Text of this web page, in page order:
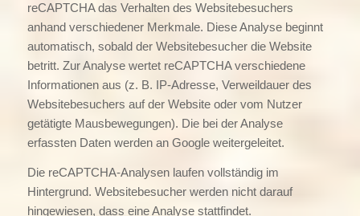
reCAPTCHA das Verhalten des Websitebesuchers
anhand verschiedener Merkmale. Diese Analyse beginnt
automatisch, sobald der Websitebesucher die Website
betritt. Zur Analyse wertet reCAPTCHA verschiedene
Informationen aus (z. B. IP-Adresse, Verweildauer des
Websitebesuchers auf der Website oder vom Nutzer
getätigte Mausbewegungen). Die bei der Analyse
erfassten Daten werden an Google weitergeleitet.
Die reCAPTCHA-Analysen laufen vollständig im
Hintergrund. Websitebesucher werden nicht darauf
hingewiesen, dass eine Analyse stattfindet.